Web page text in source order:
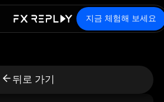
지금 체험해 보세요
뒤로 가기